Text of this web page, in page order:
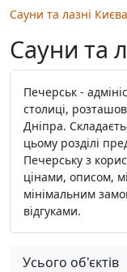
Сауни та лазні Києва
Сауни та
Печерськ -
столиці,
Дніпра.
цьому розділі
Печерську з
цінами, описом,
мінімальним
відгуками.
Усього об'єктів